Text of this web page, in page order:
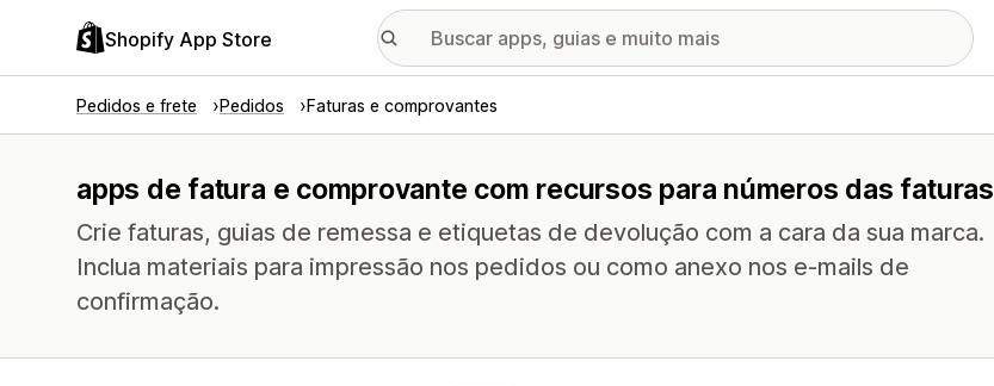
Shopify App Store
Pedidos e frete Pedidos Faturas e comprovantes
apps de fatura e comprovante com recursos para números das faturas
Crie faturas, guias de remessa e etiquetas de devolução com a cara da sua marca.
Inclua materiais para impressão nos pedidos ou como anexo nos e-mails de
confirmação.